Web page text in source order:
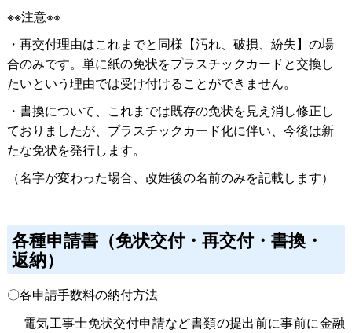
※※注意※※
・再交付理由はこれまでと同様【汚れ、破損、紛失】の場
合のみです。単に紙の免状をプラスチックカードと交換し
たいという理由では受け付けることができません。
・書換について、これまでは既存の免状を見え消し修正し
ておりましたが、プラスチックカード化に伴い、今後は新
たな免状を発行します。
（名字が変わった場合、改姓後の名前のみを記載します）
各種申請書（免状交付・再交付・書換・
返納）
〇各申請手数料の納付方法
電気工事士免状交付申請など書類の提出前に事前に金融